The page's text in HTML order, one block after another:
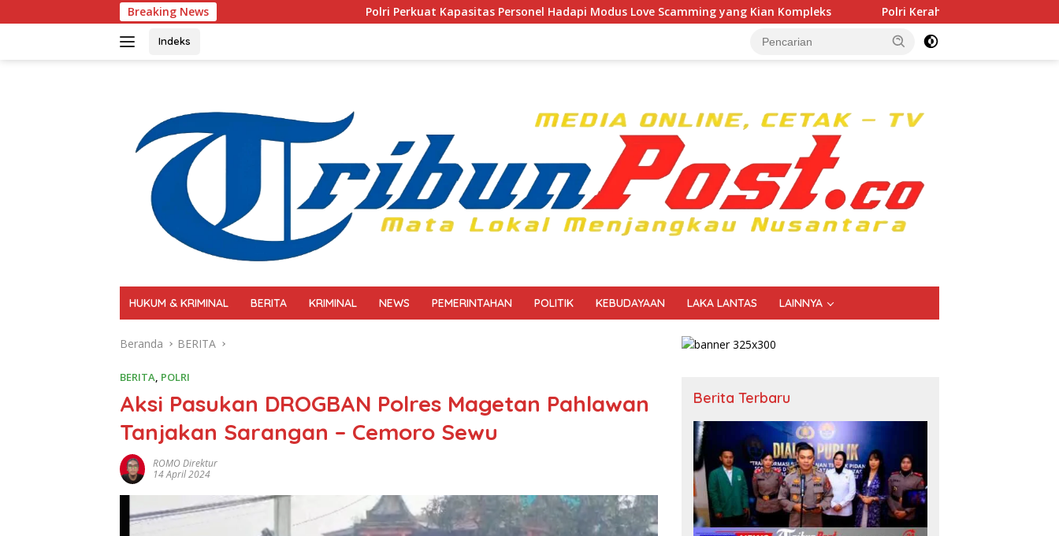
ke
Breaking News Polri Perkuat Kapasitas Personel Hadapi Modus Love Scamming yang Kian Kompleks Polri Kerahkan 372 Taruna Akpol Dampingi Siswa di 73
Indeks
HUKUM & KRIMINAL BERITA KRIMINAL NEWS PEMERINTAHAN POLITIK KEBUDAYAAN LAKA LANTAS LAINNYA
Beranda BERITA
BERITA, POLRI
Aksi Pasukan DROGBAN Polres Magetan Pahlawan
Tanjakan Sarangan – Cemoro Sewu
ROMO Direktur
14 April 2024
Berita Terbaru